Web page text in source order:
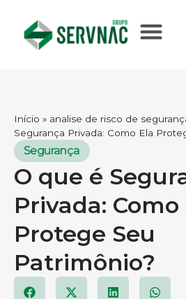
Início » analise de risco de
Segurança Privada: Como Ela
Segurança
O que é
Privada: Como
Protege Seu
Patrimônio?